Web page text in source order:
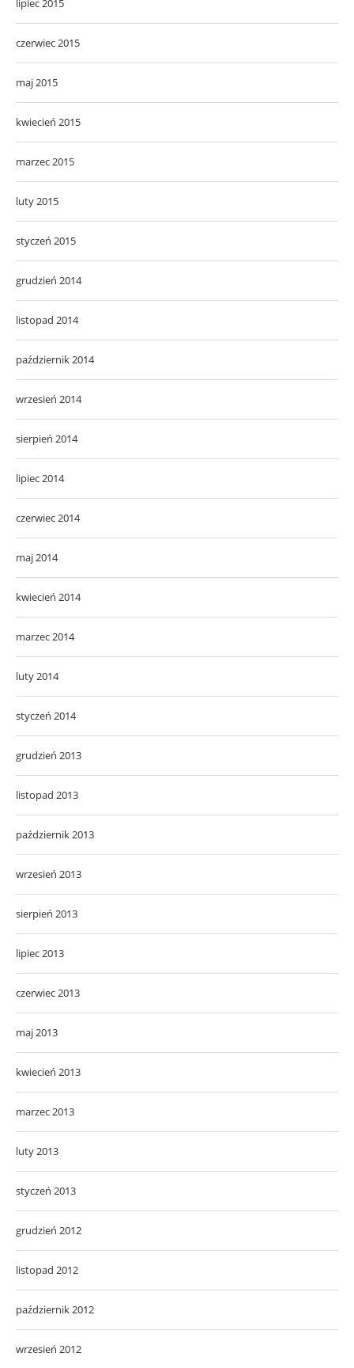
lipiec 2015
czerwiec 2015
maj 2015
kwiecień 2015
marzec 2015
luty 2015
styczeń 2015
grudzień 2014
listopad 2014
październik 2014
wrzesień 2014
sierpień 2014
lipiec 2014
czerwiec 2014
maj 2014
kwiecień 2014
marzec 2014
luty 2014
styczeń 2014
grudzień 2013
listopad 2013
październik 2013
wrzesień 2013
sierpień 2013
lipiec 2013
czerwiec 2013
maj 2013
kwiecień 2013
marzec 2013
luty 2013
styczeń 2013
grudzień 2012
listopad 2012
październik 2012
wrzesień 2012